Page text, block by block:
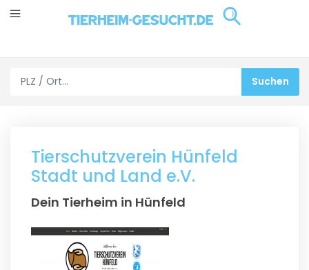
Tierschutzverein Hünfeld
Stadt und Land e.V.
Dein Tierheim in Hünfeld